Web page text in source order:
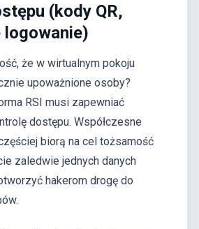
(kody QR,
logowanie)
że w wirtualnym pokoju
upoważnione osoby?
RSI musi zapewniać
dostępu. Współczesne
biorą na cel tożsamość
zaledwie jednych danych
hakerom drogę do